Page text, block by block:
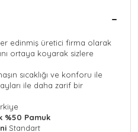
edinmiş üretici firma olarak
ortaya koyarak sizlere
sıcaklığı ve konforu ile
ile daha zarif bir
%50 Pamuk
Standart